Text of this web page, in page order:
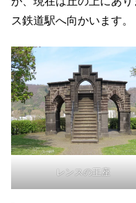
ス鉄道駅へ向かいます。
レンスの王座